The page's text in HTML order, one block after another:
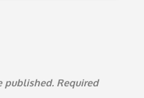
published. Required